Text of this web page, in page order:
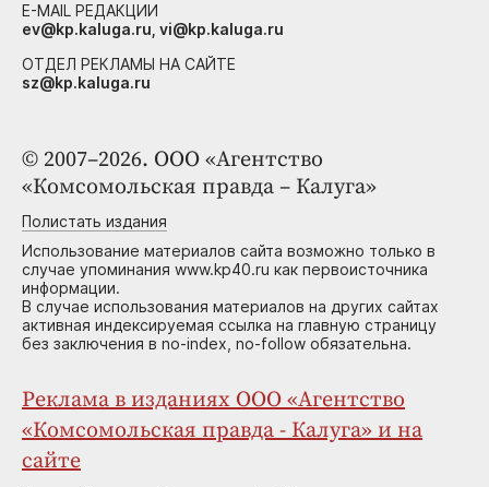
© 2007–2026. ООО «Агентство
«Комсомольская правда – Калуга»
Полистать издания
Использование материалов сайта возможно только в
случае упоминания www.kp40.ru как первоисточника
информации.
В случае использования материалов на других сайтах
активная индексируемая ссылка на главную страницу
без заключения в no-index, no-follow обязательна.
Реклама в изданиях ООО «Агентство
«Комсомольская правда - Калуга» и на
сайте
E-MAIL РЕДАКЦИИ
ev@kp.kaluga.ru, vi@kp.kaluga.ru
ОТДЕЛ РЕКЛАМЫ НА САЙТЕ
sz@kp.kaluga.ru